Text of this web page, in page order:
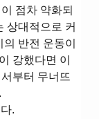
점차 약화되
상대적으로 커
반전 운동이
강했다면 이
부터 무너뜨
.